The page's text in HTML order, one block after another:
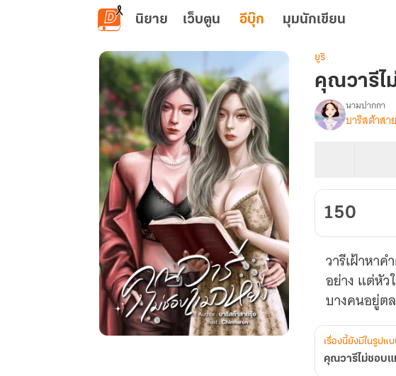
ข้ามไปยังเนื้อหาหลัก
นิยาย เว็บตูน อีบุ๊ก มุมนักเขียน
ยูริ
คุณวารีไ
เรื่อง
คุณ
แมว
หยิ่ง
นามปากกา
บาริสต้าสา
150
วารีเฝ้าหา
อย่าง แต่หัว
บางคนอยู่ต
เรื่องนี้ยังมีในรูปแ
คุณวารีไม่ชอบ